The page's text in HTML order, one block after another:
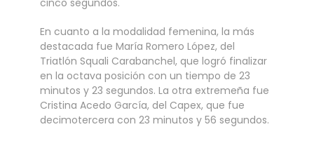
cinco segundos.
En cuanto a la modalidad femenina, la más
destacada fue María Romero López, del
Triatlón Squali Carabanchel, que logró finalizar
en la octava posición con un tiempo de 23
minutos y 23 segundos. La otra extremeña fue
Cristina Acedo García, del Capex, que fue
decimotercera con 23 minutos y 56 segundos.